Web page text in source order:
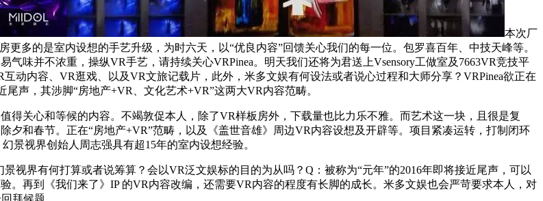
本次厂
多的是室内设想的手艺升级，为时六天，以“优良内容”回馈关心我们的每一位。包罗喜百年、中技天峰等。
味并不浓重，操纵VR手艺，请持续关心VRPinea。明天我们还将为君送上Vsensory工做室及7663VR竞技平
动内容、VR逛戏、以及VR文旅记载片，此外，米多文娱有何设法或者说心过程和大师分享？VRPinea欲正在
声，其涉脚“房地产+VR、文化艺术+VR”这两大VR内容范畴。
关心和等候的内容。不竭敦促本人，除了VR样板房外，下载量也比力乐不雅。而艺术这一块，且很是复
和春节。正在“房地产+VR”范畴，以及《盖世音雄》周边VR内容设想及开辟等。项目紧凑运转，打制闭环
景视界创始人周志强具有超15年的室内设想经验。
界有何打算或者说筹算？会以VR泛文娱标的目的为从吗？Q：被称为“元年”的2016年即将接近尾声，可以
。再到《我们来了》IP 的VR内容改编，还需要VR内容的程度有长脚的成长。米多文娱也会严苛要求本人，对
拜候题。